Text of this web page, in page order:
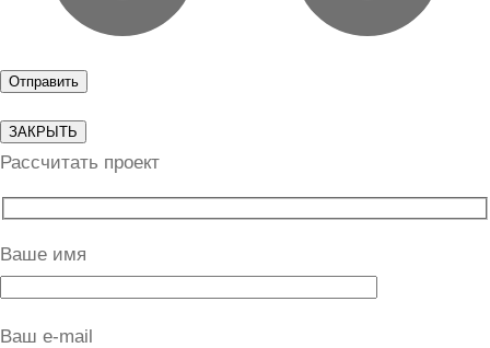
ЗАКРЫТЬ
Рассчитать проект
Ваше имя
Ваш e-mail